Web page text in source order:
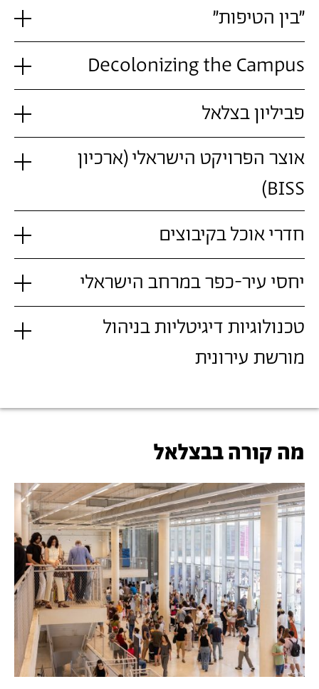
"בין הטיפות"
Decolonizing the Campus
פביליון בצלאל
אוצר הפרויקט הישראלי (ארכיון
BISS)
חדרי אוכל בקיבוצים
יחסי עיר-כפר במרחב הישראלי
טכנולוגיות דיגיטליות בניהול
מורשת עירונית
מה קורה בבצלאל